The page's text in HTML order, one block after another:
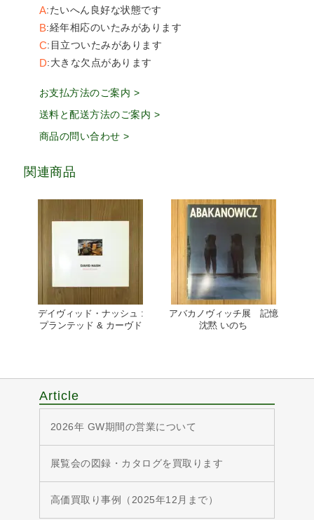
A たいへん良好な状態です
B 経年相応のいたみがあります
C 目立ついたみがあります
D 大きな欠点があります
お支払方法のご案内 >
送料と配送方法のご案内 >
商品の問い合わせ >
関連商品
デイヴィッド・ナッシュ :
プランテッド & カーヴド
アバカノヴィッチ展 記憶
沈黙 いのち
Article
2026年 GW期間の営業について
展覧会の図録・カタログを買取ります
高価買取り事例（2025年12月まで）